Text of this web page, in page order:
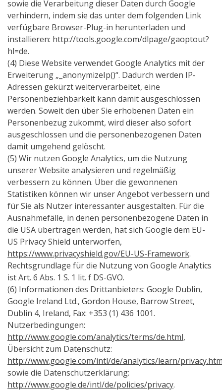
sowie die Verarbeitung dieser Daten durch Google
verhindern, indem sie das unter dem folgenden Link
verfügbare Browser-Plug-in herunterladen und
installieren: http://tools.google.com/dlpage/gaoptout?
hl=de.
(4) Diese Website verwendet Google Analytics mit der
Erweiterung „_anonymizeIp()“. Dadurch werden IP-
Adressen gekürzt weiterverarbeitet, eine
Personenbeziehbarkeit kann damit ausgeschlossen
werden. Soweit den über Sie erhobenen Daten ein
Personenbezug zukommt, wird dieser also sofort
ausgeschlossen und die personenbezogenen Daten
damit umgehend gelöscht.
(5) Wir nutzen Google Analytics, um die Nutzung
unserer Website analysieren und regelmäßig
verbessern zu können. Über die gewonnenen
Statistiken können wir unser Angebot verbessern und
für Sie als Nutzer interessanter ausgestalten. Für die
Ausnahmefälle, in denen personenbezogene Daten in
die USA übertragen werden, hat sich Google dem EU-
US Privacy Shield unterworfen,
https://www.privacyshield.gov/EU-US-Framework.
Rechtsgrundlage für die Nutzung von Google Analytics
ist Art. 6 Abs. 1 S. 1 lit. f DS-GVO.
(6) Informationen des Drittanbieters: Google Dublin,
Google Ireland Ltd., Gordon House, Barrow Street,
Dublin 4, Ireland, Fax: +353 (1) 436 1001.
Nutzerbedingungen:
http://www.google.com/analytics/terms/de.html,
Übersicht zum Datenschutz:
http://www.google.com/intl/de/analytics/learn/
sowie die Datenschutzerklärung:
http://www.google.de/intl/de/policies/privacy.